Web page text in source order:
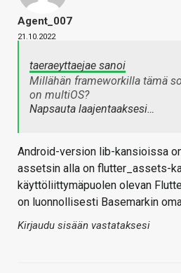
Agent_007
21.10.2022
taeraeyttaejae sanoi
Millähän frameworkilla tämä
on multiOS?
Napsauta laajentaaksesi…
Android-version lib-kansioissa
assetsin alla on flutter_assets-
käyttöliittymäpuolen olevan
on luonnollisesti Basemarkin
Kirjaudu sisään vastataksesi